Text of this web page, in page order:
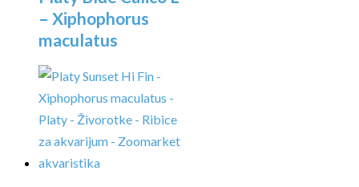
– Xiphophorus
maculatus